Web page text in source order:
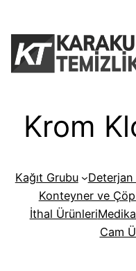
geç
Krom
Kağıt Grubu Deterjan
Konteyner ve Çöp
İthal Ürünleri
Cam